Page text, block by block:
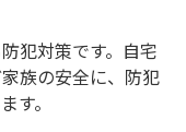
犯対策です。自宅
族の安全に、防犯
す。